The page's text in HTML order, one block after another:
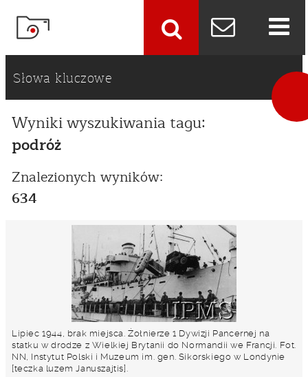
Słowa kluczowe
Wyniki wyszukiwania tagu:
podróż
Znalezionych wyników:
634
Lipiec 1944, brak miejsca. Żołnierze 1 Dywizji Pancernej na
statku w drodze z Wielkiej Brytanii do Normandii we Francji. Fot.
NN, Instytut Polski i Muzeum im. gen. Sikorskiego w Londynie
[teczka luzem Januszajtis].